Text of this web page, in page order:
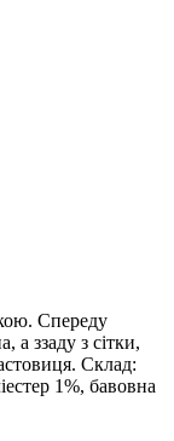
Спереду
а ззаду з сітки,
Склад:
1%, бавовна